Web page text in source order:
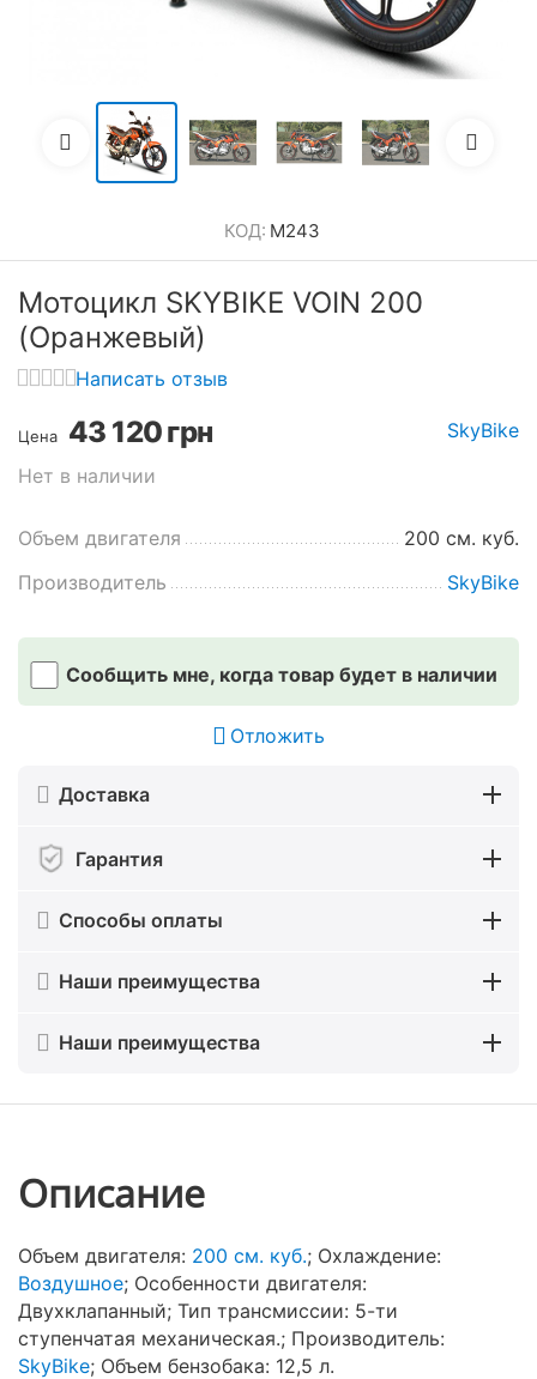
КОД: M243
Мотоцикл SKYBIKE VOIN 200
(Оранжевый)
Написать отзыв
Цена 43 120грн
Нет в наличии
SkyBike
Объем двигателя
200 см. куб.
Производитель
SkyBike
Сообщить мне, когда товар будет в наличии
Отложить
Доставка
Гарантия
Способы оплаты
Наши преимущества
Наши преимущества
Описание
Объем двигателя: 200 см. куб.; Охлаждение:
Воздушное; Особенности двигателя:
Двухклапанный; Тип трансмиссии: 5-ти
ступенчатая механическая.; Производитель:
SkyBike; Объем бензобака: 12,5 л.